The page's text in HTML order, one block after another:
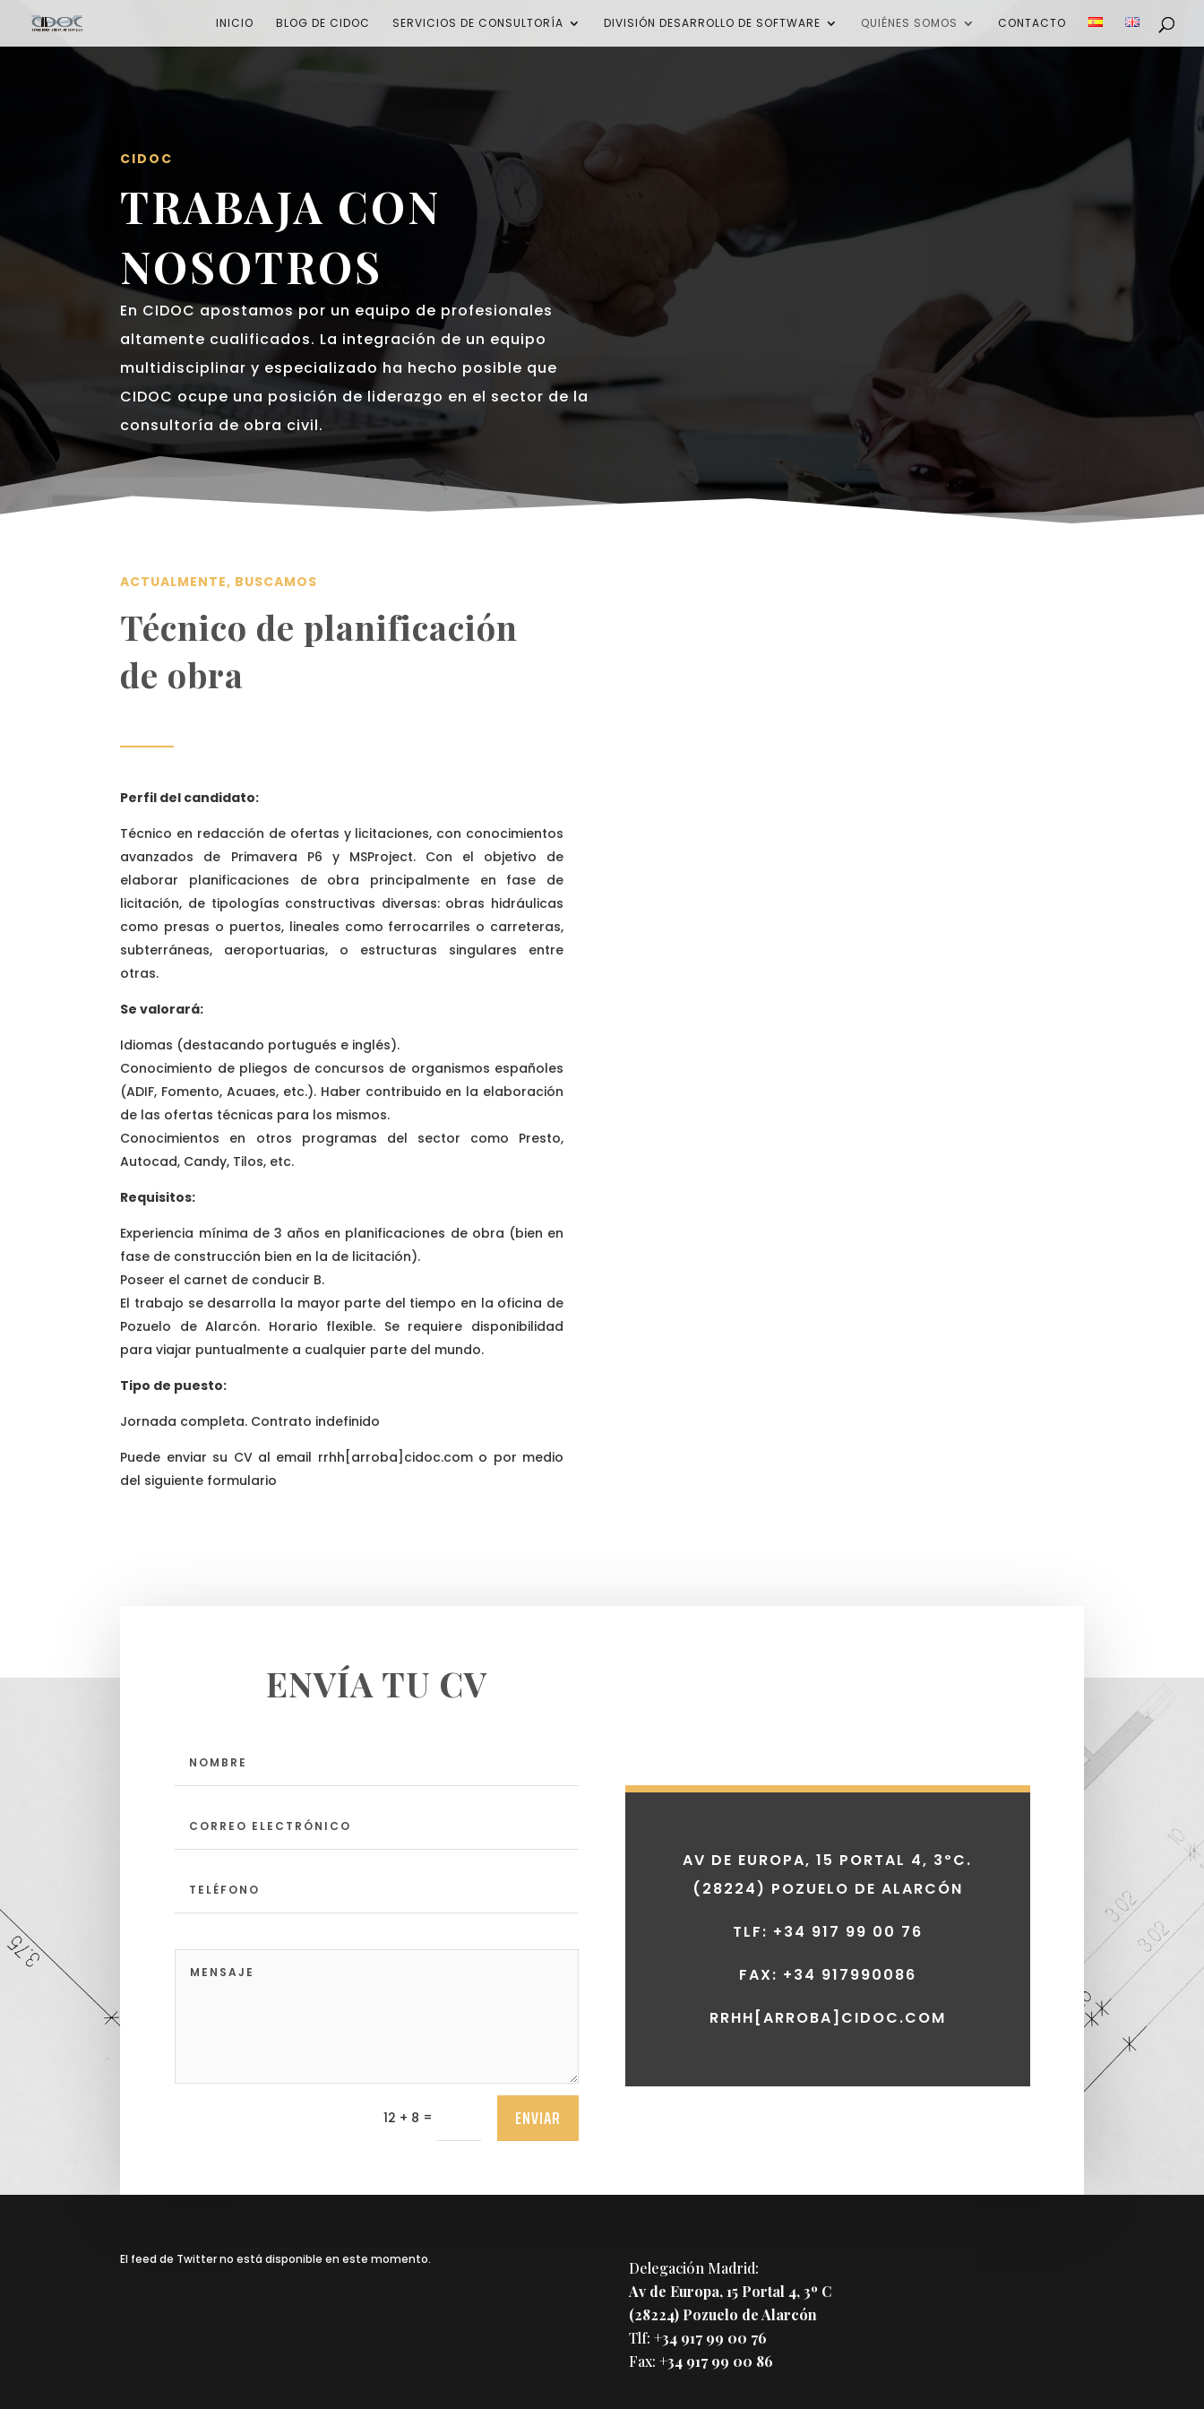
INICIO BLOG DE CIDOC SERVICIOS DE CONSULTORÍA DIVISIÓN DESARROLLO DE SOFTWARE QUIÉNES SOMOS CONTACTO
CIDOC
TRABAJA CON
NOSOTROS
En CIDOC apostamos por un equipo de profesionales
altamente cualificados. La integración de un equipo
multidisciplinar y especializado ha hecho posible que
CIDOC ocupe una posición de liderazgo en el sector de la
consultoría de obra civil.
ACTUALMENTE, BUSCAMOS
Técnico de planificación
de obra
Perfil del candidato:
Técnico en redacción de ofertas y licitaciones, con conocimientos
avanzados de Primavera P6 y MSProject. Con el objetivo de
elaborar planificaciones de obra principalmente en fase de
licitación, de tipologías constructivas diversas: obras hidráulicas
como presas o puertos, lineales como ferrocarriles o carreteras,
subterráneas, aeroportuarias, o estructuras singulares entre
otras.
Se valorará:
Idiomas (destacando portugués e inglés).
Conocimiento de pliegos de concursos de organismos españoles
(ADIF, Fomento, Acuaes, etc.). Haber contribuido en la elaboración
de las ofertas técnicas para los mismos.
Conocimientos en otros programas del sector como Presto,
Autocad, Candy, Tilos, etc.
Requisitos:
Experiencia mínima de 3 años en planificaciones de obra (bien en
fase de construcción bien en la de licitación).
Poseer el carnet de conducir B.
El trabajo se desarrolla la mayor parte del tiempo en la oficina de
Pozuelo de Alarcón. Horario flexible. Se requiere disponibilidad
para viajar puntualmente a cualquier parte del mundo.
Tipo de puesto:
Jornada completa. Contrato indefinido
Puede enviar su CV al email rrhh[arroba]cidoc.com o por medio
del siguiente formulario
ENVÍA TU CV
12 + 8 = ENVIAR
AV DE EUROPA, 15 PORTAL 4, 3ºC.
(28224) POZUELO DE ALARCÓN
TLF: +34 917 99 00 76
FAX: +34 917990086
RRHH[ARROBA]CIDOC.COM
El feed de Twitter no está disponible en este momento.
Delegación Madrid:
Av de Europa, 15 Portal 4, 3º C
(28224) Pozuelo de Alarcón
Tlf: +34 917 99 00 76
Fax: +34 917 99 00 86